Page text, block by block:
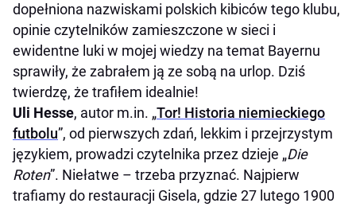
dopełniona nazwiskami polskich kibiców tego klubu,
opinie czytelników zamieszczone w sieci i
ewidentne luki w mojej wiedzy na temat Bayernu
sprawiły, że zabrałem ją ze sobą na urlop. Dziś
twierdzę, że trafiłem idealnie!
Uli Hesse, autor m.in. „Tor! Historia niemieckiego
futbolu”, od pierwszych zdań, lekkim i przejrzystym
językiem, prowadzi czytelnika przez dzieje „Die
Roten”. Niełatwe – trzeba przyznać. Najpierw
trafiamy do restauracji Gisela, gdzie 27 lutego 1900